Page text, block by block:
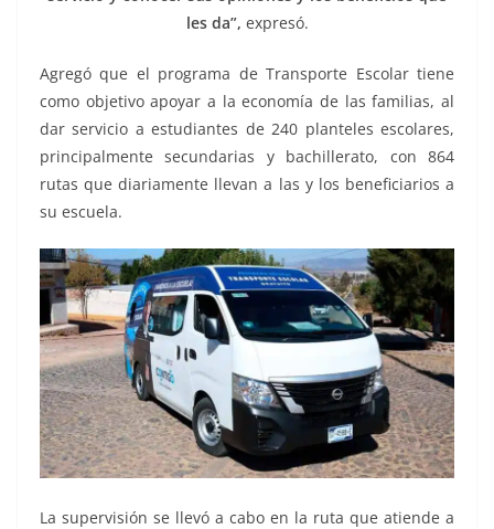
les da”, expresó.
Agregó que el programa de Transporte Escolar tiene
como objetivo apoyar a la economía de las familias, al
dar servicio a estudiantes de 240 planteles escolares,
principalmente secundarias y bachillerato, con 864
rutas que diariamente llevan a las y los beneficiarios a
su escuela.
La supervisión se llevó a cabo en la ruta que atiende a